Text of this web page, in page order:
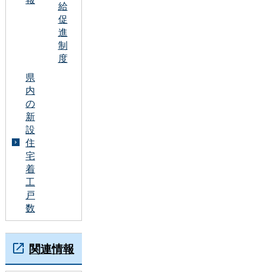
給
促
進
制
度
県
内
の
新
設
住
宅
着
工
戸
数
関連情報